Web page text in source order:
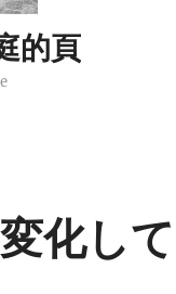
的頁
化し